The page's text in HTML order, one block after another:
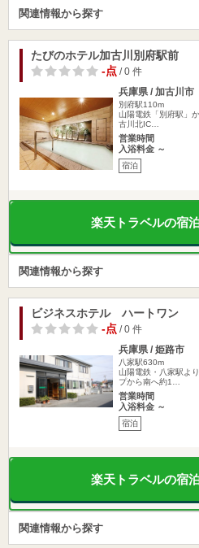
関連情報から探す
たびのホテル加古川別府駅前
-点/ 0 件
兵庫県 / 加古川市
別府駅110m
山陽電鉄「別府駅」
古川北IC…
営業時間
入浴料金 ～
宿泊
楽天トラベルの宿
関連情報から探す
ビジネスホテル ハートワン
-点/ 0 件
兵庫県 / 姫路市
八家駅630m
山陽電鉄・八家駅よ
プから南へ約1…
営業時間
入浴料金 ～
宿泊
楽天トラベルの宿
関連情報から探す